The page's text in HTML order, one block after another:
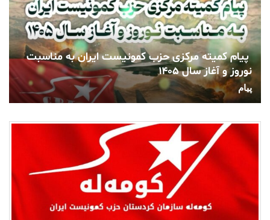
پیام کمیته مرکزی حزب کمونیست ایران به مناسبت
نوروز و آغاز سال ۱۴۰۵
پیام